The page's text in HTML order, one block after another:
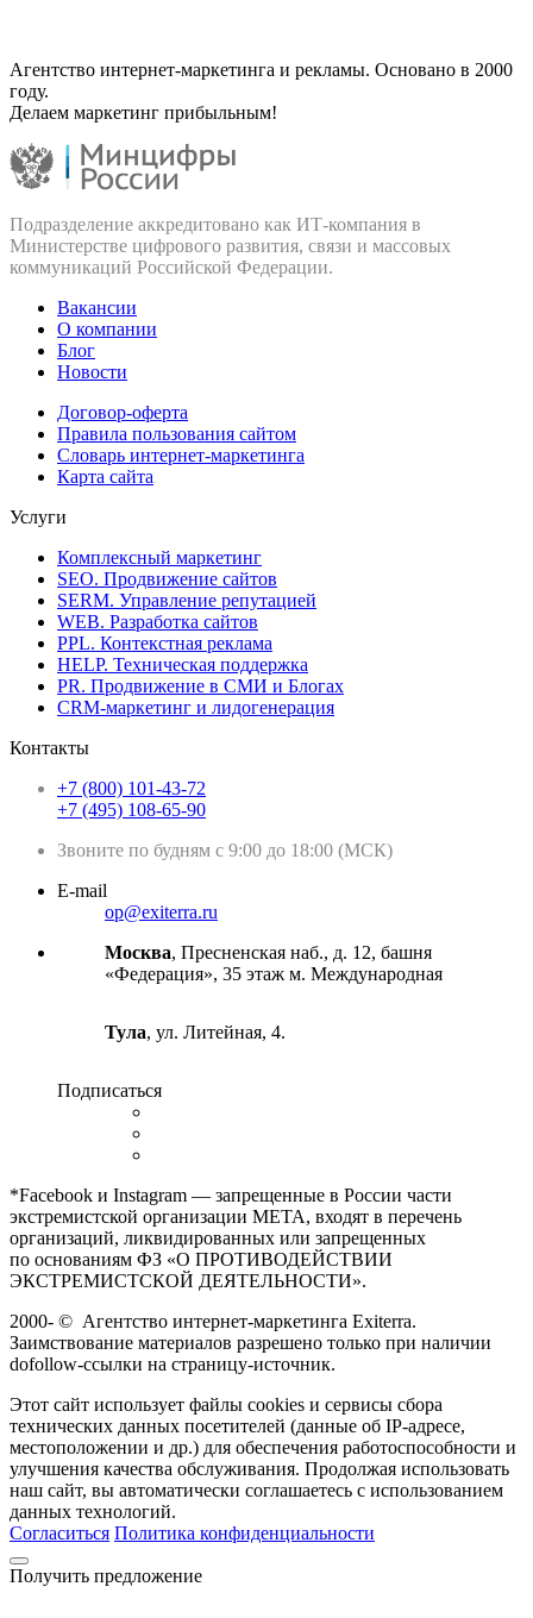
Агентство интернет-маркетинга и рекламы. Основано в 2000
году.
Делаем маркетинг прибыльным!
Подразделение аккредитовано как ИТ‑компания в
Министерстве цифрового развития, связи и массовых
коммуникаций Российской Федерации.
Вакансии
О компании
Блог
Новости
Договор-оферта
Правила пользования сайтом
Словарь интернет-маркетинга
Карта сайта
Услуги
Комплексный маркетинг
SEO. Продвижение сайтов
SERM. Управление репутацией
WEB. Разработка сайтов
PPL. Контекстная реклама
HELP. Техническая поддержка
PR. Продвижение в СМИ и Блогах
CRM-маркетинг и лидогенерация
Контакты
+7 (800) 101-43-72
+7 (495) 108-65-90
Звоните по будням с 9:00 до 18:00 (МСК)
E-mail
op@exiterra.ru
Москва, Пресненская наб., д. 12, башня
«Федерация», 35 этаж м. Международная
Тула, ул. Литейная, 4.
Подписаться
*Facebook и Instagram — запрещенные в России части
экстремистской организации META, входят в перечень
организаций, ликвидированных или запрещенных
по основаниям ФЗ «О ПРОТИВОДЕЙСТВИИ
ЭКСТРЕМИСТСКОЙ ДЕЯТЕЛЬНОСТИ».
2000- © Агентство интернет-маркетинга Exiterra.
Заимствование материалов разрешено только при наличии
dofollow-ссылки на страницу-источник.
Этот сайт использует файлы cookies и сервисы сбора
технических данных посетителей (данные об IP-адресе,
местоположении и др.) для обеспечения работоспособности и
улучшения качества обслуживания. Продолжая использовать
наш сайт, вы автоматически соглашаетесь с использованием
данных технологий.
Согласиться Политика конфиденциальности
Получить предложение